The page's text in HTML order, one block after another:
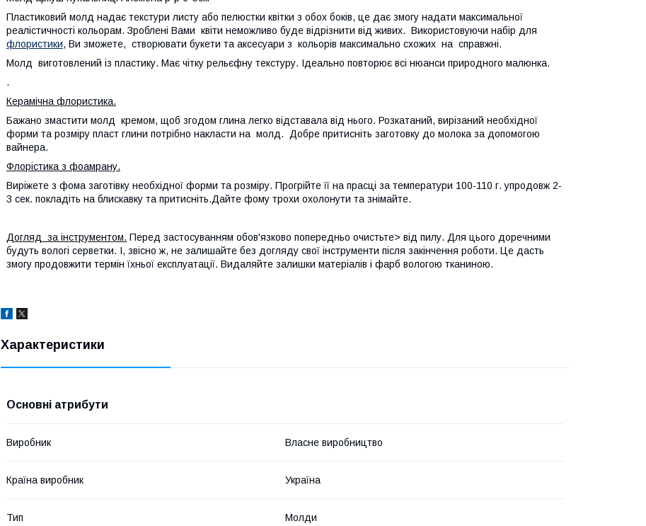
Пластиковий молд надає текстури листу або пелюстки квітки з обох боків, це дає змогу надати максимальної
реалістичності кольорам. Зроблені Вами квіти неможливо буде відрізнити від живих. Використовуючи набір для
флористики, Ви зможете, створювати букети та аксесуари з кольорів максимально схожих на справжні.
Молд виготовлений із пластику. Має чітку рельєфну текстуру. Ідеально повторює всі нюанси природного малюнка.
.
Керамічна флористика.
Бажано змастити молд кремом, щоб згодом глина легко відставала від нього. Розкатаний, вирізаний необхідної
форми та розміру пласт глини потрібно накласти на молд. Добре притисніть заготовку до молока за допомогою
вайнера.
Флорістика з фоамрану.
Виріжете з фома заготівку необхідної форми та розміру. Прогрійте її на прасці за температури 100-110 г. упродовж 2-
3 сек. покладіть на блискавку та притисніть.Дайте фому трохи охолонути та знімайте.
Догляд за інструментом. Перед застосуванням обов'язково попередньо очистьте> від пилу. Для цього доречними
будуть вологі серветки. І, звісно ж, не залишайте без догляду свої інструменти після закінчення роботи. Це дасть
змогу продовжити термін їхньої експлуатації. Видаляйте залишки матеріалів і фарб вологою тканиною.
Характеристики
Основні атрибути
Виробник Власне виробництво
Країна виробник Україна
Тип Молди